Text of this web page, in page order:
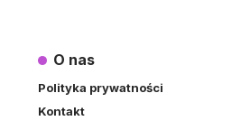
O nas
Polityka prywatności
Kontakt